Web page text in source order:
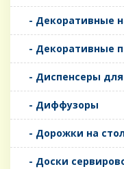
- Декоративные
- Декоративные
- Диспенсеры
- Диффузоры
- Дорожки на
- Доски